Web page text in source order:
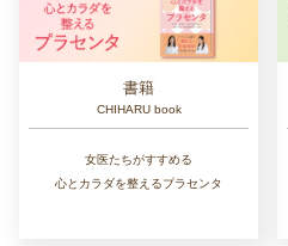
書籍
CHIHARU book
女医たちがすすめる
心とカラダを整えるプラセンタ